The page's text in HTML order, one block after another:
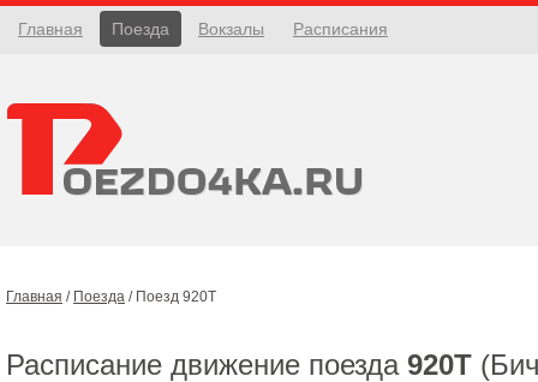
Главная Поезда Вокзалы Расписания
Главная / Поезда / Поезд 920Т
Расписание движение поезда 920Т